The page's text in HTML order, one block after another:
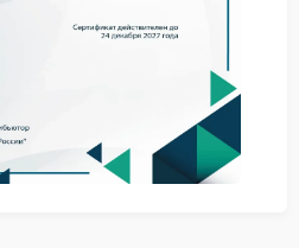
организована поэтапно:
компонентов.
использует оригинальные